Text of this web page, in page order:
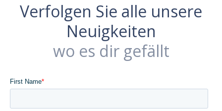
Verfolgen Sie alle unsere
Neuigkeiten
wo es dir gefällt